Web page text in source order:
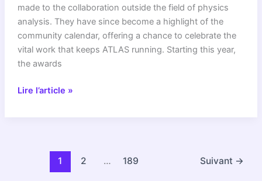
made to the collaboration outside the field of physics
analysis. They have since become a highlight of the
community calendar, offering a chance to celebrate the
vital work that keeps ATLAS running. Starting this year,
the awards
Celebrating
Lire l’article »
1 2 … 189 Suivant →